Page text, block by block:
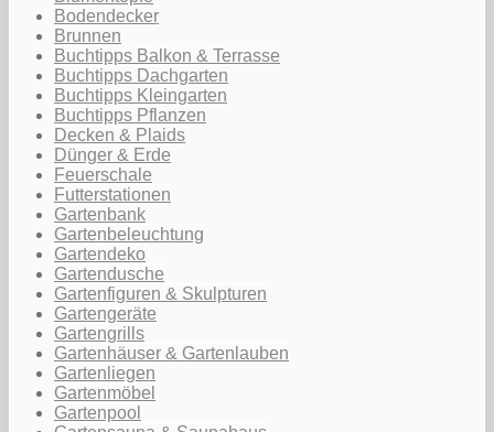
Bodendecker
Brunnen
Buchtipps Balkon & Terrasse
Buchtipps Dachgarten
Buchtipps Kleingarten
Buchtipps Pflanzen
Decken & Plaids
Dünger & Erde
Feuerschale
Futterstationen
Gartenbank
Gartenbeleuchtung
Gartendeko
Gartendusche
Gartenfiguren & Skulpturen
Gartengeräte
Gartengrills
Gartenhäuser & Gartenlauben
Gartenliegen
Gartenmöbel
Gartenpool